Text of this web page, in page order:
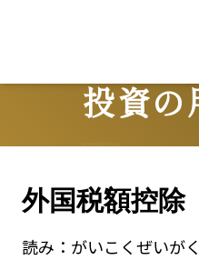
投資の
外国税額控除
読み： がいこくぜいが